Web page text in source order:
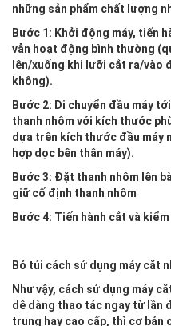
những sản phẩm chất lượng
Bước 1: Khởi động máy, tiến
vẫn hoạt động bình thường
lên/xuống khi lưỡi cắt ra/vào
không).
Bước 2: Di chuyển đầu máy
thanh nhôm với kích thước
dựa trên kích thước đầu máy
hợp dọc bên thân máy).
Bước 3: Đặt thanh nhôm lên
giữ cố định thanh nhôm
Bước 4: Tiến hành cắt và
Bỏ túi cách sử dụng máy cắt
Như vậy, cách sử dụng máy
dễ dàng thao tác ngay từ lần
trung hay cao cấp, thì cơ bản